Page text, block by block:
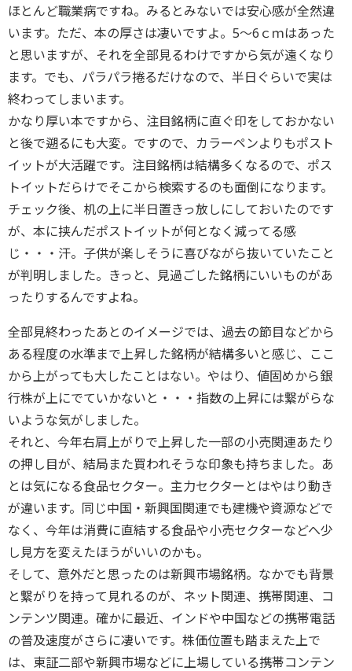
ほとんど職業病ですね。みるとみないでは安心感が全然違
います。ただ、本の厚さは凄いですよ。5～6ｃｍはあった
と思いますが、それを全部見るわけですから気が遠くなり
ます。でも、パラパラ捲るだけなので、半日ぐらいで実は
終わってしまいます。
かなり厚い本ですから、注目銘柄に直ぐ印をしておかない
と後で遡るにも大変。ですので、カラーペンよりもポスト
イットが大活躍です。注目銘柄は結構多くなるので、ポス
トイットだらけでそこから検索するのも面倒になります。
チェック後、机の上に半日置きっ放しにしておいたのです
が、本に挟んだポストイットが何となく減ってる感
じ・・・汗。子供が楽しそうに喜びながら抜いていたこと
が判明しました。きっと、見過ごした銘柄にいいものがあ
ったりするんですよね。
全部見終わったあとのイメージでは、過去の節目などから
ある程度の水準まで上昇した銘柄が結構多いと感じ、ここ
から上がっても大したことはない。やはり、値固めから銀
行株が上にでていかないと・・・指数の上昇には繋がらな
いような気がしました。
それと、今年右肩上がりで上昇した一部の小売関連あたり
の押し目が、結局また買われそうな印象も持ちました。あ
とは気になる食品セクター。主力セクターとはやはり動き
が違います。同じ中国・新興国関連でも建機や資源などで
なく、今年は消費に直結する食品や小売セクターなどへ少
し見方を変えたほうがいいのかも。
そして、意外だと思ったのは新興市場銘柄。なかでも背景
と繋がりを持って見れるのが、ネット関連、携帯関連、コ
ンテンツ関連。確かに最近、インドや中国などの携帯電話
の普及速度がさらに凄いです。株価位置も踏まえた上で
は、東証二部や新興市場などに上場している携帯コンテン